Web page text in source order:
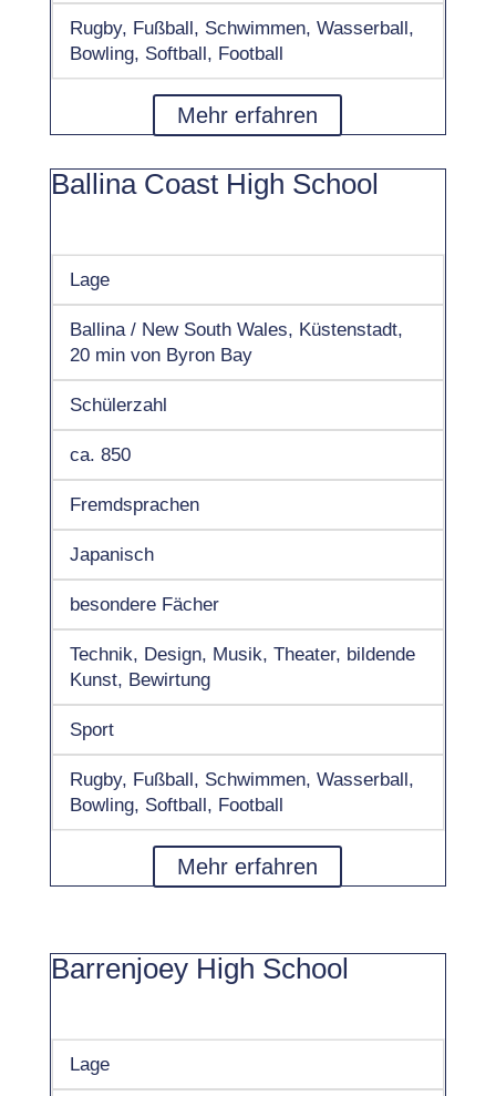
Rugby, Fußball, Schwimmen, Wasserball,
Bowling, Softball, Football
Mehr erfahren
Ballina Coast High School
Lage
Ballina / New South Wales, Küstenstadt,
20 min von Byron Bay
Schülerzahl
ca. 850
Fremdsprachen
Japanisch
besondere Fächer
Technik, Design, Musik, Theater, bildende
Kunst, Bewirtung
Sport
Rugby, Fußball, Schwimmen, Wasserball,
Bowling, Softball, Football
Mehr erfahren
Barrenjoey High School
Lage